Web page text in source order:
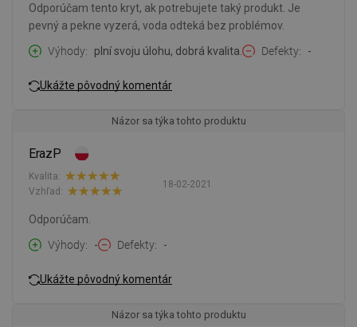
Odporúčam tento kryt, ak potrebujete taký produkt. Je
pevný a pekne vyzerá, voda odteká bez problémov.
Výhody
plní svoju úlohu, dobrá kvalita. Defekty -
Ukážte pôvodný komentár
Názor sa týka tohto produktu
ErazP
18-02-2021
Kvalita:
Vzhľad:
Odporúčam.
Výhody
- Defekty -
Ukážte pôvodný komentár
Názor sa týka tohto produktu